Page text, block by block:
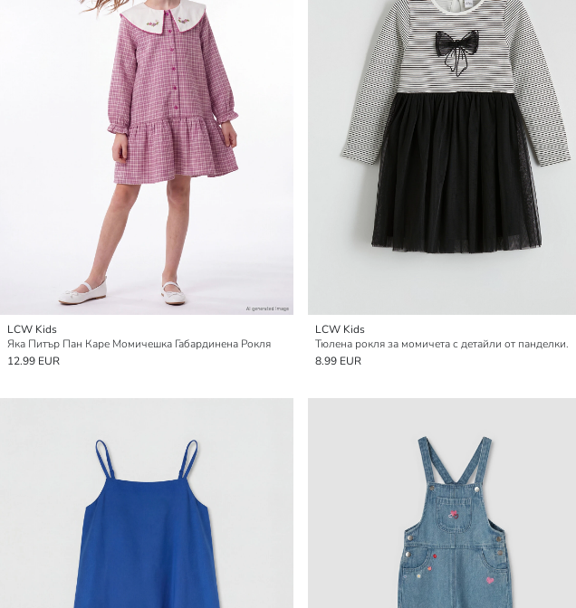
LCW Kids
Яка Питър Пан Каре Момичешка Габардинена Рокля
12.99 EUR
LCW Kids
Тюлена рокля за момичета с детайли от панделки.
8.99 EUR